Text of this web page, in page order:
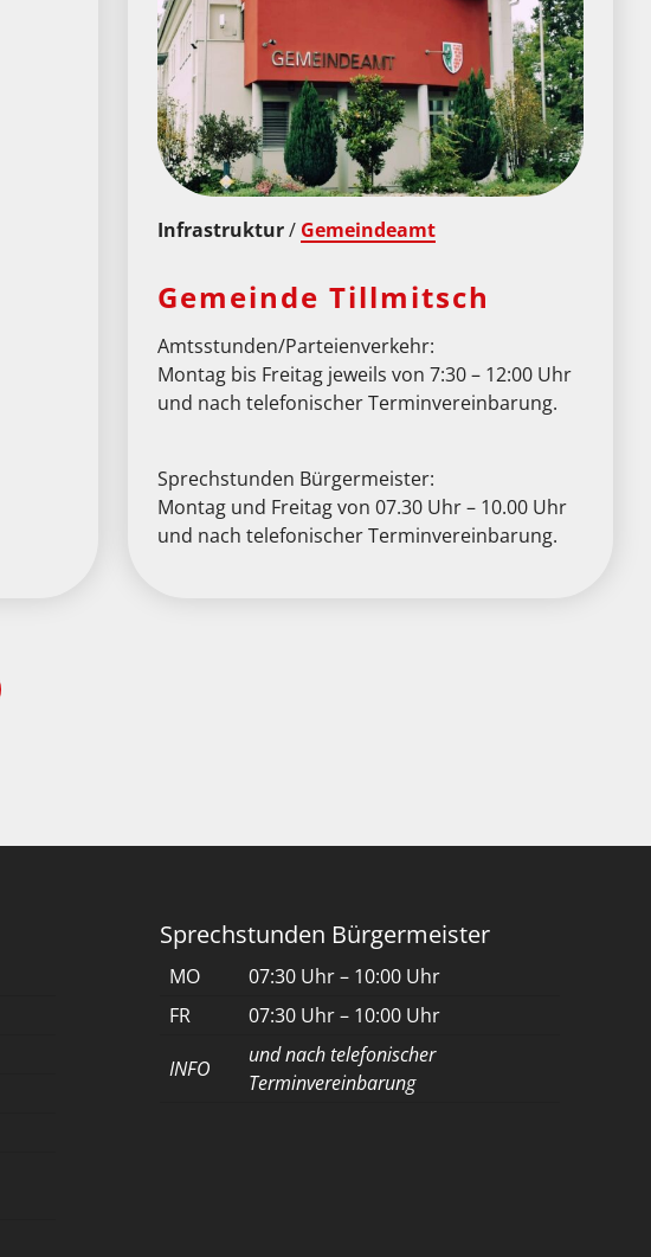
Infrastruktur/ Gemeindeamt
Gemeinde Tillmitsch
Amtsstunden/Parteienverkehr:
Montag bis Freitag jeweils von 7:30 – 12:00 Uhr
und nach telefonischer Terminvereinbarung.
Sprechstunden Bürgermeister:
Montag und Freitag von 07.30 Uhr – 10.00 Uhr
und nach telefonischer Terminvereinbarung.
Sprechstunden Bürgermeister
MO
07:30 Uhr – 10:00 Uhr
FR
07:30 Uhr – 10:00 Uhr
INFO
und nach telefonischer
Terminvereinbarung